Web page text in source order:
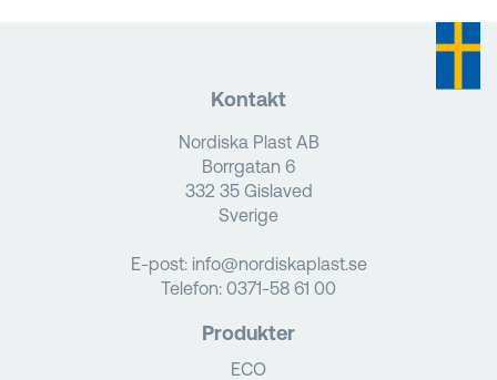
Kontakt
Nordiska Plast AB
Borrgatan 6
332 35 Gislaved
Sverige
E-post: info@nordiskaplast.se
Telefon: 0371-58 61 00
Produkter
ECO